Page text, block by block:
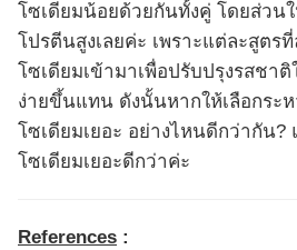
โซเดียมน้อยด้วยกันทั้งคู่ โดยส่วน
โปรตีนสูงเลยค่ะ เพราะแต่ละสูตร
โซเดียมเข้ามาเพื่อปรับปรุงรสชา
ง่ายขึ้นแทน ดังนั้นหากให้เลือกระ
โซเดียมเยอะ อย่างไหนดีกว่ากัน
โซเดียมเยอะดีกว่าค่ะ
References :